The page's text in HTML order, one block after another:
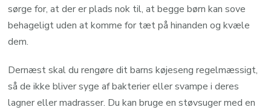
sørge for, at der er plads nok til, at begge børn kan sove
behageligt uden at komme for tæt på hinanden og kvæle
dem.
Dernæst skal du rengøre dit barns køjeseng regelmæssigt,
så de ikke bliver syge af bakterier eller svampe i deres
lagner eller madrasser. Du kan bruge en støvsuger med en